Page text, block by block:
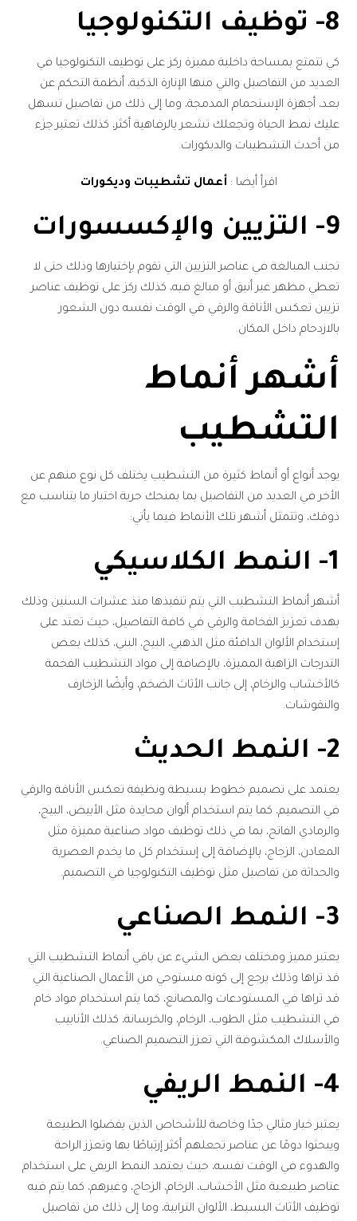
8- توظيف التكنولوجيا
كي تتمتع بمساحة داخلية مميزة ركز على توظيف التكنولوجيا في
العديد من التفاصيل والتي منها الإنارة الذكية، أنظمة التحكم عن
بعد، أجهزة الإستحمام المدمجة، وما إلى ذلك من تفاصيل تسهل
عليك نمط الحياة وتجعلك تشعر بالرفاهية أكثر، كذلك تعتبر جزء
من أحدث التشطيبات والديكورات.
اقرأ أيضا : أعمال تشطيبات وديكورات
9- التزيين والإكسسورات
تجنب المبالغة في عناصر التزيين التي تقوم بإختيارها وذلك حتى لا
تعطي مظهر غير أنيق أو مبالغ فيه، كذلك ركز على توظيف عناصر
تزيين تعكس الأناقة والرقي في الوقت نفسه دون الشعور
بالازدحام داخل المكان.
أشهر أنماط
التشطيب
يوجد أنواع أو أنماط كثيرة من التشطيب يختلف كل نوع منهم عن
الأخر في العديد من التفاصيل بما يمنحك حرية اختيار ما يتناسب مع
ذوقك، وتتمثل أشهر تلك الأنماط فيما يأتي:
1- النمط الكلاسيكي
أشهر أنماط التشطيب التي يتم تنفيذها منذ عشرات السنين وذلك
بهدف تعزيز الفخامة والرقي في كافة التفاصيل، حيث تعتد على
إستخدام الألوان الدافئة مثل الذهبي، البيج، البني، كذلك بعض
التدرجات الزاهية المميزة، بالإضافة إلى مواد التشطيب الفخمة
كالأخشاب والرخام، إلى جانب الأثاث الضخم، وأيضًا الزخارف
والنقوشات.
2- النمط الحديث
يعتمد على تصميم خطوط بسيطة ونظيفة تعكس الأناقة والرقي
في التصميم، كما يتم استخدام ألوان محايدة مثل الأبيض، البيج،
والرمادي الفاتح، بما في ذلك توظيف مواد صناعية مميزة مثل
المعادن، الزجاج، بالإضافة إلى إستخدام كل ما يخدم العصرية
والحداثة من تفاصيل مثل توظيف التكنولوجيا في التصميم.
3- النمط الصناعي
يعتبر مميز ومختلف بعض الشيء عن باقي أنماط التشطيب التي
قد تراها وذلك يرجع إلى كونه مستوحي من الأعمال الصناعية التي
قد تراها في المستودعات والمصانع، كما يتم استخدام مواد خام
في التشطيب مثل الطوب، الرخام، والخرسانة، كذلك الأنابيب
والأسلاك المكشوفة التي تعزز التصميم الصناعي.
4- النمط الريفي
يعتبر خيار مثالي جدًا وخاصة للأشخاص الذين يفضلوا الطبيعة
ويبحثوا دومًا عن عناصر تجعلهم أكثر إرتباطًا بها وتعزز الراحة
والهدوء في الوقت نفسه، حيث يعتمد النمط الريفي على استخدام
عناصر طبيعية مثل الأخشاب، الرخام، الزجاج، وغيرهم، كما يتم فيه
توظيف الأثاث البسيط، الألوان الترابية، وما إلى ذلك من تفاصيل